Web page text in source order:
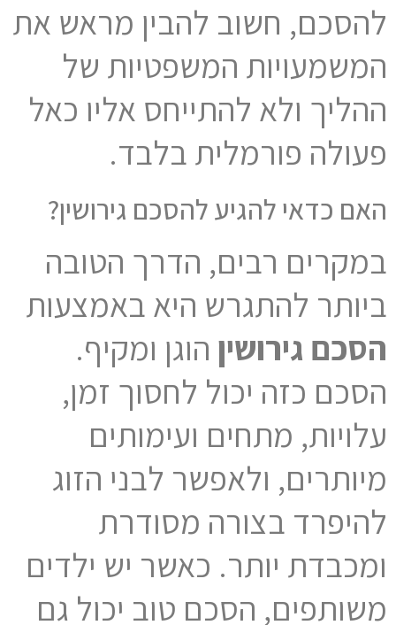
להסכם, חשוב להבין מראש את
המשמעויות המשפטיות של
ההליך ולא להתייחס אליו כאל
פעולה פורמלית בלבד.
האם כדאי להגיע להסכם גירושין?
במקרים רבים, הדרך הטובה
ביותר להתגרש היא באמצעות
הסכם גירושין הוגן ומקיף.
הסכם כזה יכול לחסוך זמן,
עלויות, מתחים ועימותים
מיותרים, ולאפשר לבני הזוג
להיפרד בצורה מסודרת
ומכבדת יותר. כאשר יש ילדים
משותפים, הסכם טוב יכול גם